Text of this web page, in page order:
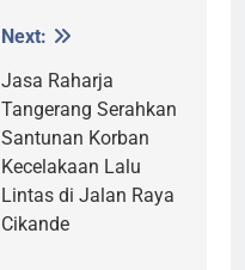
Next:
Jasa Raharja
Tangerang Serahkan
Santunan Korban
Kecelakaan Lalu
Lintas di Jalan Raya
Cikande